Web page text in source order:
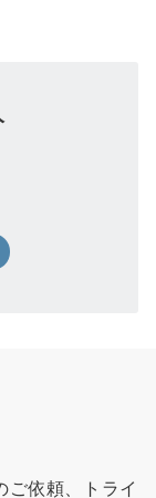
依頼、トライ